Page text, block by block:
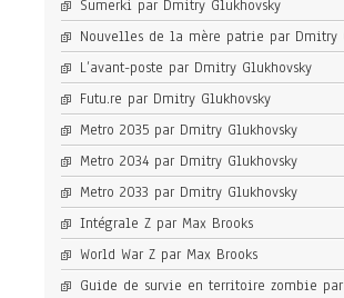
Sumerki par Dmitry Glukhovsky
Nouvelles de la mère patrie par Dmitry
L’avant-poste par Dmitry Glukhovsky
Futu.re par Dmitry Glukhovsky
Metro 2035 par Dmitry Glukhovsky
Metro 2034 par Dmitry Glukhovsky
Metro 2033 par Dmitry Glukhovsky
Intégrale Z par Max Brooks
World War Z par Max Brooks
Guide de survie en territoire zombie par